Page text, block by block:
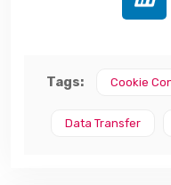
Tags: Cookie
Data Transfer